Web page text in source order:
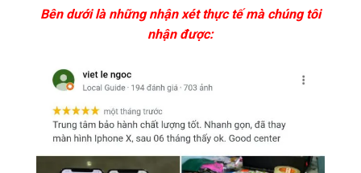
Bên dưới là những nhận xét thực tế mà chúng tôi
nhận được: